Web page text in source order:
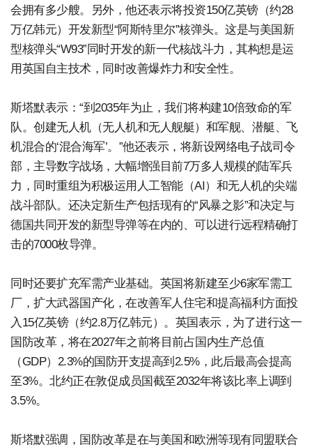
会拥有多少艘。另外，他还表示将投资150亿英镑（约28
万亿韩元）开发新型“阿斯特里尔”核弹头。这是与美国新
型核弹头“W93”同时开发的新一代核战斗力，其构想是运
用英国自主技术，同时改善爆炸力和安全性。
斯塔默表示：“到2035年为止，我们将构建10倍致命的军
队。创建无人机（无人机和无人舰艇）和军舰、潜艇、飞
机混合的‘混合海军’。”他还表示，将新设网络电子战司令
部，主导数字战场，大幅增强目前7万多人规模的陆军兵
力，同时重组为积极运用人工智能（AI）和无人机的尖端
战斗部队。还决定新生产包括现有的“风暴之影”和决定与
德国共同开发的新型导弹等在内的、可以进行远程精确打
击的7000枚导弹。
同时还要扩充军需产业基础。英国将新建至少6家军需工
厂，扩大武器国产化，在改善军人住宅和提高福利方面投
入15亿英镑（约2.8万亿韩元）。英国表示，为了进行这一
国防改革，将在2027年之前将目前占国内生产总值
（GDP）2.3%的国防开支提高到2.5%，此后最高会提高
至3%。北约正在敦促成员国截至2032年将该比率上调到
3.5%。
斯塔默强调，国防改革是在与美国和欧洲等现有同盟联合